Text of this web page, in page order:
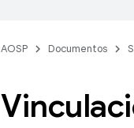
AOSP Documentos